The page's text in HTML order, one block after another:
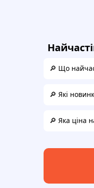
🔎 Що
🔎 Які
🔎 Яка ціна